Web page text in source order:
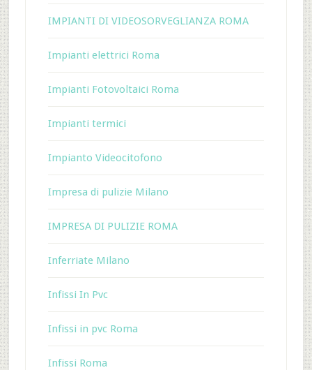
IMPIANTI DI VIDEOSORVEGLIANZA ROMA
Impianti elettrici Roma
Impianti Fotovoltaici Roma
Impianti termici
Impianto Videocitofono
Impresa di pulizie Milano
IMPRESA DI PULIZIE ROMA
Inferriate Milano
Infissi In Pvc
Infissi in pvc Roma
Infissi Roma